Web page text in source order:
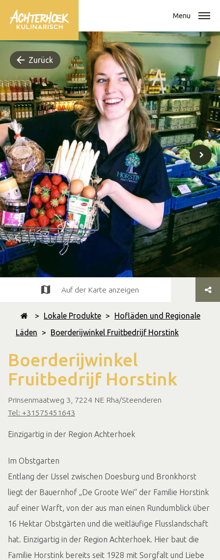
Menu
Zurück
> Lokale Produkte >
Hofläden und Regionale
Läden > Boerderijwinkel Fruitbedrijf Horstink
Boerderijwinkel
Fruitbedrijf Horstink
Prinsenmaatweg 3, 7224 NE Rha/Steenderen
Tel: +31575451643
Auf der Karte anzeigen
Einzigartig in der Region Achterhoek
Im Obstgarten
Entlang der IJssel zwischen Doesburg und Bronkhorst
liegt der Bauernhof „De Groote Wei“ der Familie Horstink
auf einer Warft, von der aus man einen Rundumblick über
16 Hektar Obstgärten und die weitläufige Flusslandschaft
hat. Einzigartig in der Region Achterhoek. Hier baut die
Familie Horstink bereits seit 1928 mit Sorgfalt und Liebe